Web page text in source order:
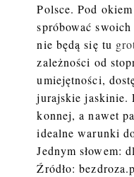
Polsce. Pod
spróbować
nie będą się tu
zależności od
umiejętności,
jurajskie jaskinie.
konnej, a nawet
idealne warunki
Jednym słowem:
Źródło: